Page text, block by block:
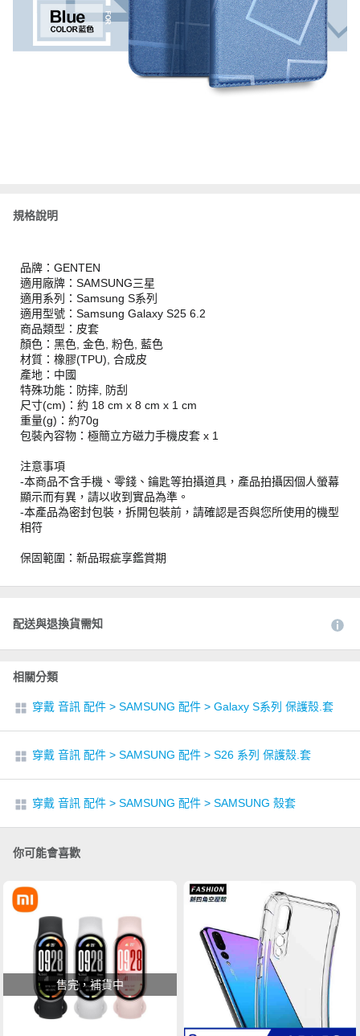
規格說明
品牌：GENTEN
適用廠牌：SAMSUNG三星
適用系列：Samsung S系列
適用型號：Samsung Galaxy S25 6.2
商品類型：皮套
顏色：黑色, 金色, 粉色, 藍色
材質：橡膠(TPU), 合成皮
產地：中國
特殊功能：防摔, 防刮
尺寸(cm)：約 18 cm x 8 cm x 1 cm
重量(g)：約70g
包裝內容物：極簡立方磁力手機皮套 x 1
注意事項
-本商品不含手機、零錢、鑰匙等拍攝道具，產品拍攝因個人螢幕
顯示而有異，請以收到實品為準。
-本產品為密封包裝，拆開包裝前，請確認是否與您所使用的機型
相符
保固範圍：新品瑕疵享鑑賞期
配送與退換貨需知
相關分類
穿戴 音訊 配件 > SAMSUNG 配件 > Galaxy S系列 保護殼.套
穿戴 音訊 配件 > SAMSUNG 配件 > S26 系列 保護殼.套
穿戴 音訊 配件 > SAMSUNG 配件 > SAMSUNG 殼套
你可能會喜歡
售完，補貨中